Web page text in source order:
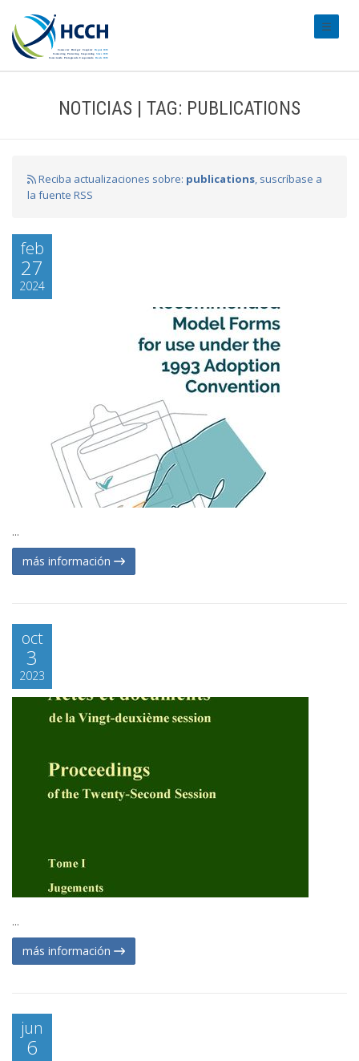
NOTICIAS | TAG: PUBLICATIONS
Reciba actualizaciones sobre: publications, suscríbase a
la fuente RSS
feb
27
2024
...
más información
oct
3
2023
...
más información
jun
6